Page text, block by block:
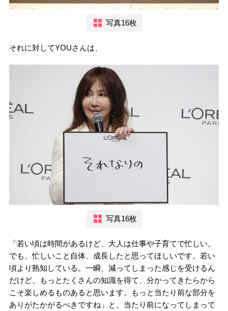
写真16枚
それに対してYOUさんは、
写真16枚
「若い頃は時間があるけど、大人は仕事や子育てで忙しい。
でも、忙しいこと自体、成長したと思ってほしいです。若い
頃より熟知している。一瞬、減ってしまった感じを受けるん
だけど、もっとたくさんの知識を得て、分かってきたらから
こそ楽しめるものあると思います。もっと当たり前な部分を
ありがたかがるべきですね」と、当たり前になってしまって